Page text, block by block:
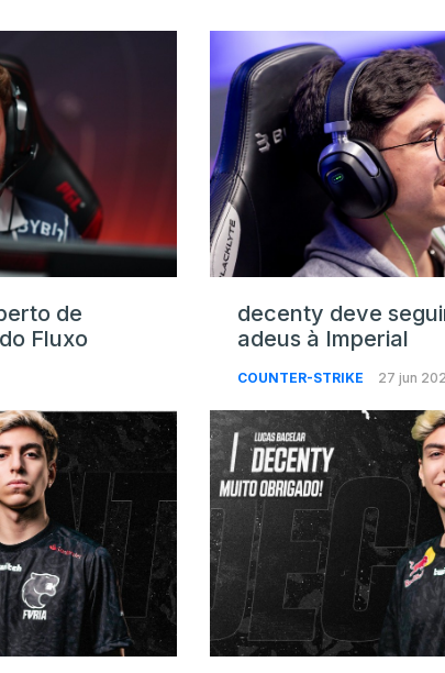
de
Fluxo
decenty deve
adeus à Imperial
COUNTER-STRIKE 27 jun